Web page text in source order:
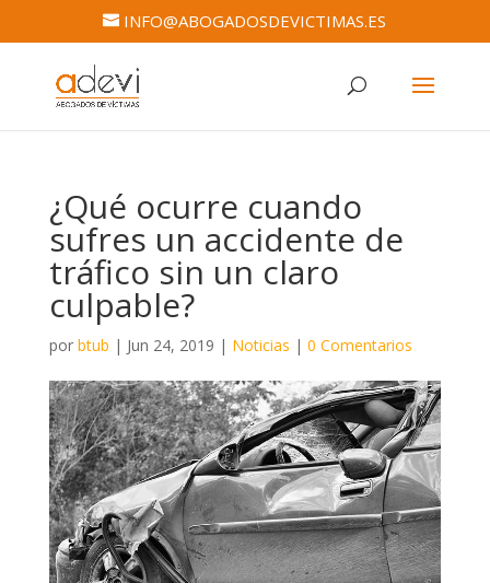
INFO@ABOGADOSDEVICTIMAS.ES
¿Qué ocurre cuando
sufres un accidente de
tráfico sin un claro
culpable?
por btub | Jun 24, 2019 | Noticias | 0 Comentarios